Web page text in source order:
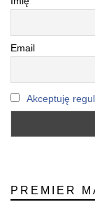
Email
Akceptuję
PREMIER